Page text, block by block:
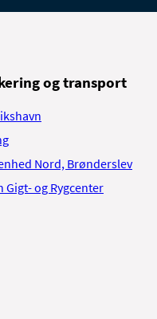
og transport
Nord, Brønderslev
Gigt- og Rygcenter